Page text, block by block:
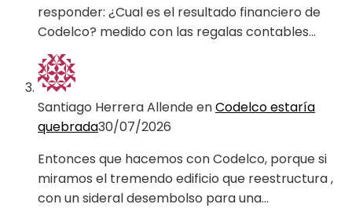
responder: ¿Cual es el resultado financiero de
Codelco? medido con las regalas contables…
Santiago Herrera AllendeenCodelco estaría
quebrada30/07/2026
Entonces que hacemos con Codelco, porque si
miramos el tremendo edificio que reestructura ,
con un sideral desembolso para una…